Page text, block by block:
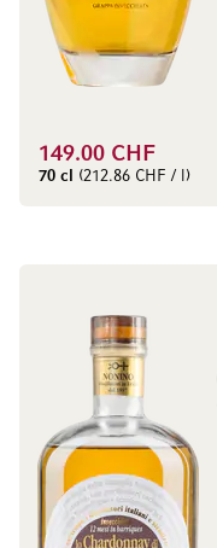
149.00 CHF
70 cl (212.86 CHF / l)